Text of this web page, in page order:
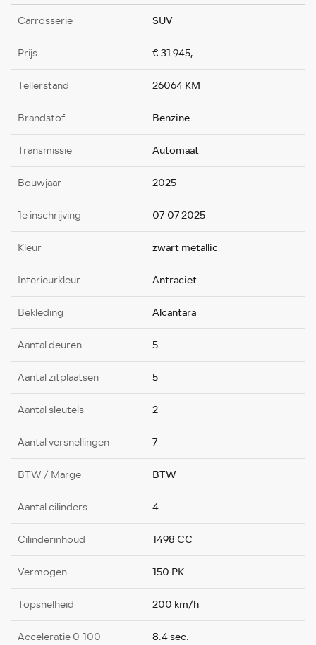
Carrosserie SUV
Prijs € 31.945,-
Tellerstand 26064 KM
Brandstof Benzine
Transmissie Automaat
Bouwjaar 2025
1e inschrijving 07-07-2025
Kleur zwart metallic
Interieurkleur Antraciet
Bekleding Alcantara
Aantal deuren 5
Aantal zitplaatsen 5
Aantal sleutels 2
Aantal versnellingen 7
BTW / Marge BTW
Aantal cilinders 4
Cilinderinhoud 1498 CC
Vermogen 150 PK
Topsnelheid 200 km/h
Acceleratie 0-100 8.4 sec.